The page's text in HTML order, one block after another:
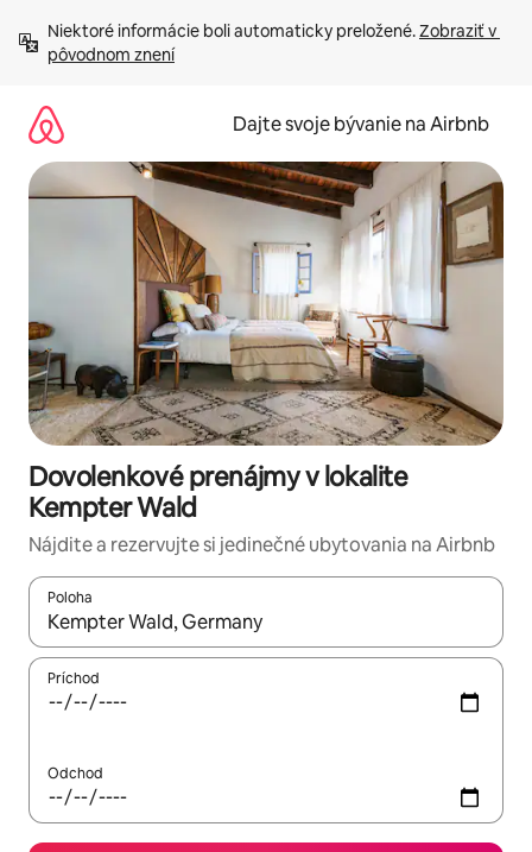
obsah.
Niektoré informácie boli automaticky preložené. Zobraziť v
pôvodnom znení
Dajte svoje bývanie na Airbnb
Dovolenkové prenájmy v lokalite
Kempter Wald
Nájdite a rezervujte si jedinečné ubytovania na Airbnb
Poloha
Keď budú výsledky k dispozícii, môžete si ich prechádzať
Príchod
Odchod